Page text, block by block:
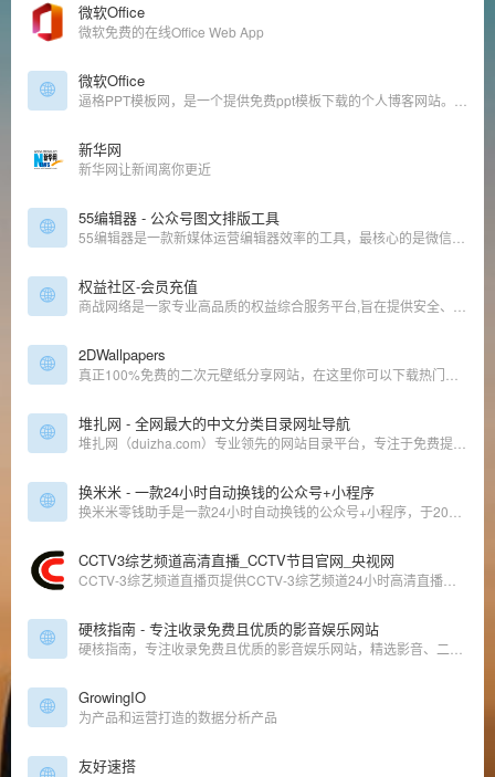
微软Office
微软免费的在线Office Web App
微软Office
新华网
新华网让新闻离你更近
55编辑器 - 公众号图文排版工具
权益社区-会员充值
2DWallpapers
堆扎网 - 全网最大的中文分类目录网址导航
换米米 - 一款24小时自动换钱的公众号+小程序
CCTV3综艺频道高清直播_CCTV节目官网_央视网
硬核指南 - 专注收录免费且优质的影音娱乐网站
GrowingIO
为产品和运营打造的数据分析产品
友好速搭